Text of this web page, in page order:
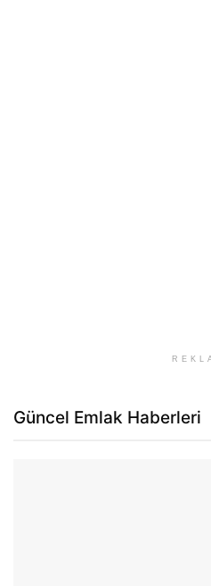
Güncel Emlak Haberleri